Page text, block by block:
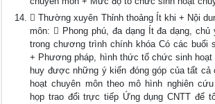
 Thường xuyên Thỉnh thoảng Ít khi + Nội
môn:  Phong phú, đa dạng Ít đa dạng, chủ
trong chương trình chính khóa Có các buổi
+ Phương pháp, hình thức tổ chức sinh hoạt
huy được những ý kiến đóng góp của tất cả
hoạt chuyên môn theo mô hình nghiên
họp trao đổi trực tiếp Ứng dụng CNTT để